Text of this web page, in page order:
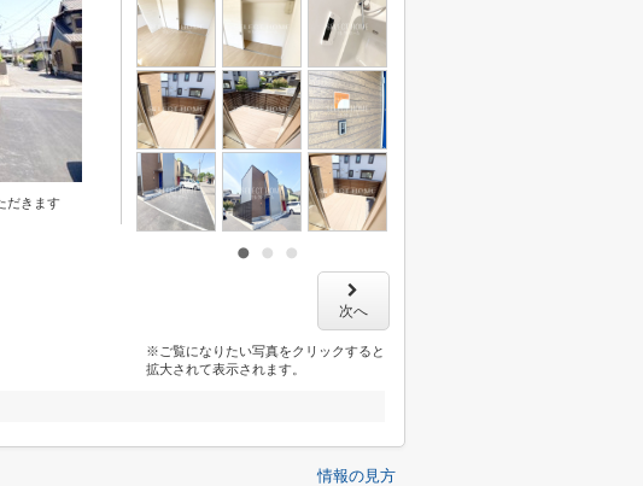
だきます
次へ
※ご覧になりたい写真をクリックすると
拡大されて表示されます。
情報の見方